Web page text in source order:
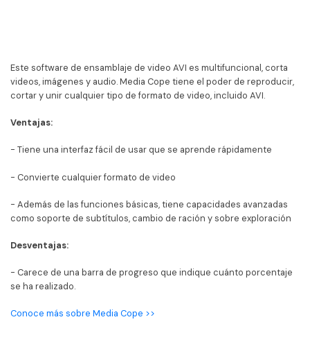
Este software de ensamblaje de video AVI es multifuncional, corta
videos, imágenes y audio. Media Cope tiene el poder de reproducir,
cortar y unir cualquier tipo de formato de video, incluido AVI.
Ventajas:
- Tiene una interfaz fácil de usar que se aprende rápidamente
- Convierte cualquier formato de video
- Además de las funciones básicas, tiene capacidades avanzadas
como soporte de subtítulos, cambio de ración y sobre exploración
Desventajas:
- Carece de una barra de progreso que indique cuánto porcentaje
se ha realizado.
Conoce más sobre Media Cope >>